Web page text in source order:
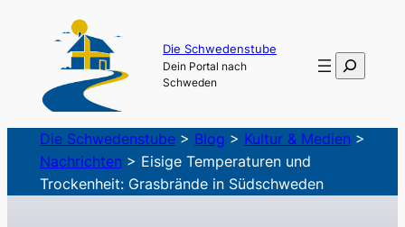
springen
Die Schwedenstube
Dein Portal nach
Schweden
Suchen
Die Schwedenstube> Blog > Kultur & Medien >
Nachrichten > Eisige Temperaturen und
Trockenheit: Grasbrände in Südschweden